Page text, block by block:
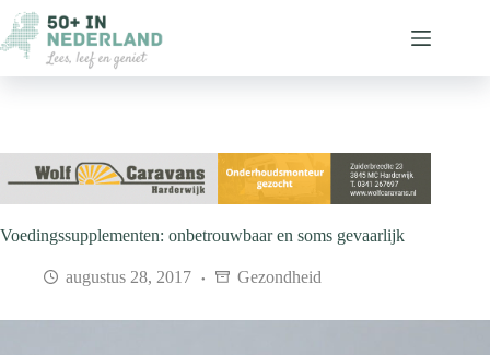
naar
de
inhoud
Voedingssupplementen: onbetrouwbaar en soms gevaarlijk
augustus 28, 2017 Gezondheid